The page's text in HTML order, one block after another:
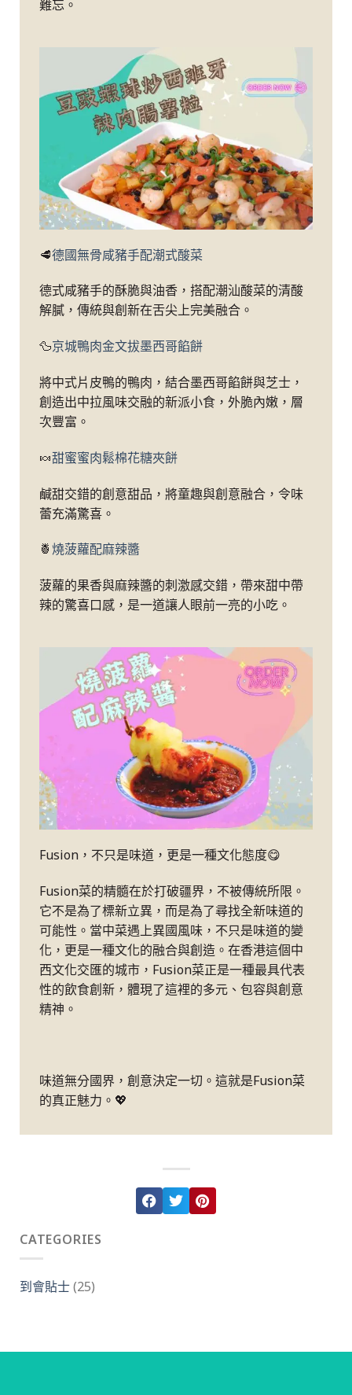
難忘。
🥩德國無骨咸豬手配潮式酸菜
德式咸豬手的酥脆與油香，搭配潮汕酸菜的清酸
解膩，傳統與創新在舌尖上完美融合。
🦆京城鴨肉金文拔墨西哥餡餅
將中式片皮鴨的鴨肉，結合墨西哥餡餅與芝士，
創造出中拉風味交融的新派小食，外脆內嫩，層
次豐富。
🍬甜蜜蜜肉鬆棉花糖夾餅
鹹甜交錯的創意甜品，將童趣與創意融合，令味
蕾充滿驚喜。
🍍燒菠蘿配麻辣醬
菠蘿的果香與麻辣醬的刺激感交錯，帶來甜中帶
辣的驚喜口感，是一道讓人眼前一亮的小吃。
Fusion，不只是味道，更是一種文化態度😋
Fusion菜的精髓在於打破疆界，不被傳統所限。
它不是為了標新立異，而是為了尋找全新味道的
可能性。當中菜遇上異國風味，不只是味道的變
化，更是一種文化的融合與創造。在香港這個中
西文化交匯的城市，Fusion菜正是一種最具代表
性的飲食創新，體現了這裡的多元、包容與創意
精神。
味道無分國界，創意決定一切。這就是Fusion菜
的真正魅力。💖
CATEGORIES
到會貼士(25)